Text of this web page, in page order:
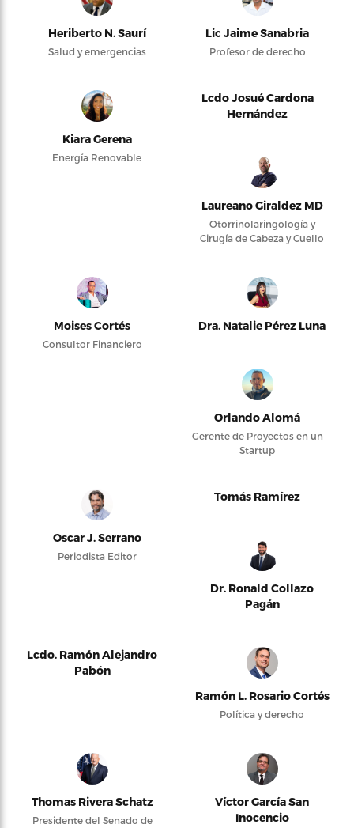
Heriberto N. Saurí
Salud y emergencias
Lic Jaime Sanabria
Profesor de derecho
Kiara Gerena
Energía Renovable
Lcdo Josué Cardona
Hernández
Laureano Giraldez MD
Otorrinolaringología y
Cirugía de Cabeza y Cuello
Moises Cortés
Consultor Financiero
Dra. Natalie Pérez Luna
Orlando Alomá
Gerente de Proyectos en un
Startup
Oscar J. Serrano
Periodista Editor
Tomás Ramírez
Dr. Ronald Collazo
Pagán
Lcdo. Ramón Alejandro
Pabón
Ramón L. Rosario Cortés
Política y derecho
Thomas Rivera Schatz
Presidente del Senado de
Víctor García San
Inocencio